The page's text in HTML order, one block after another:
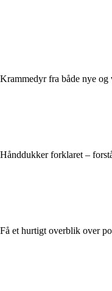
Krammedyr fra både nye
Hånddukker forklaret –
Få et hurtigt overblik over